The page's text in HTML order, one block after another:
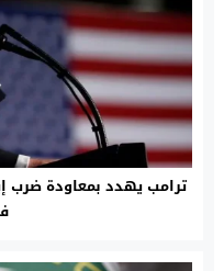
ترامب يهدد بمعاودة ضرب